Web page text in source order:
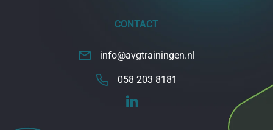
CONTACT
058 203 8181
info@avgtrainingen.nl